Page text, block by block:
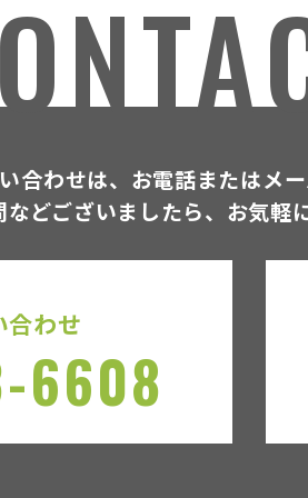
合わせは、お電話またはメ
などございましたら、 お気軽
合わせ
6608